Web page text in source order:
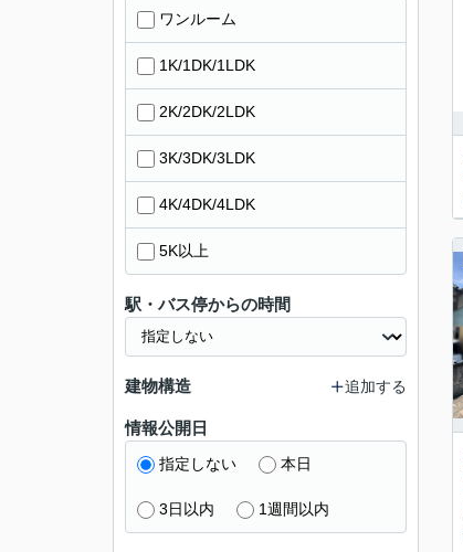
ワンルーム
1K/1DK/1LDK
2K/2DK/2LDK
3K/3DK/3LDK
4K/4DK/4LDK
5K以上
駅・バス停からの時間
建物構造 追加する
情報公開日
指定しない 本日
3日以内 1週間以内